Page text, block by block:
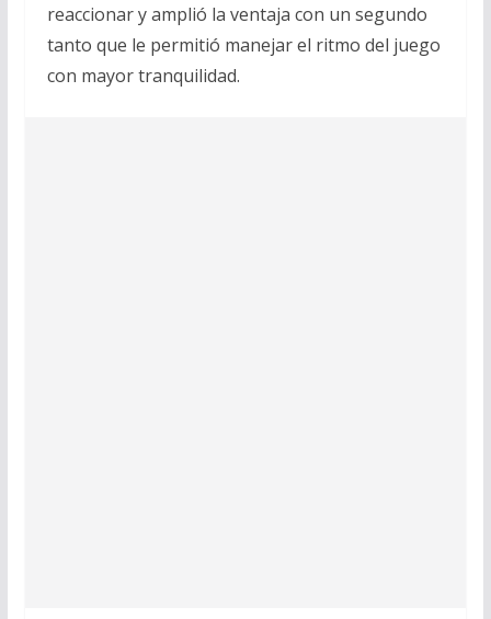
reaccionar y amplió la ventaja con un segundo
tanto que le permitió manejar el ritmo del juego
con mayor tranquilidad.